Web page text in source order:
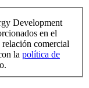
Development
en el
comercial
la política de